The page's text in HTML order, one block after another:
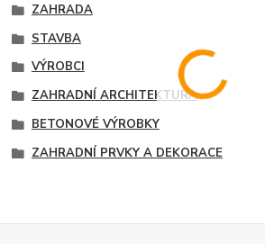
ZAHRADA
STAVBA
VÝROBCI
ZAHRADNÍ ARCHITEKTURA
BETONOVÉ VÝROBKY
ZAHRADNÍ PRVKY A DEKORACE